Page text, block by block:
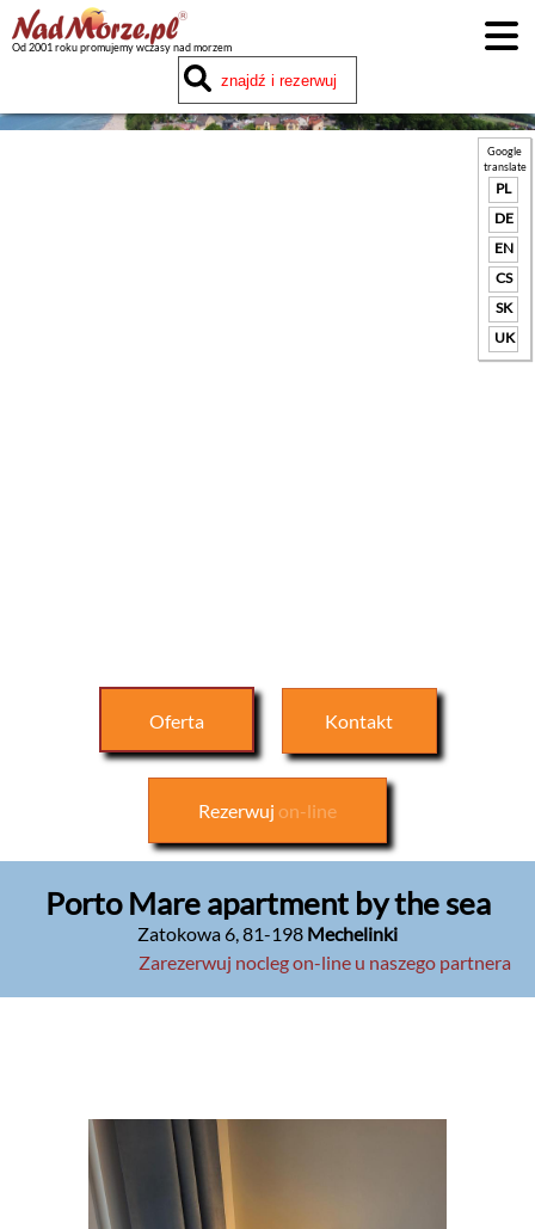
Od 2001 roku promujemy wczasy nad morzem
Google
translate
PL
DE
EN
CS
SK
UK
Oferta Kontakt
Rezerwuj on-line
Porto Mare apartment by the sea
Zatokowa 6,81-198 Mechelinki
Zarezerwuj nocleg on-line u naszego partnera